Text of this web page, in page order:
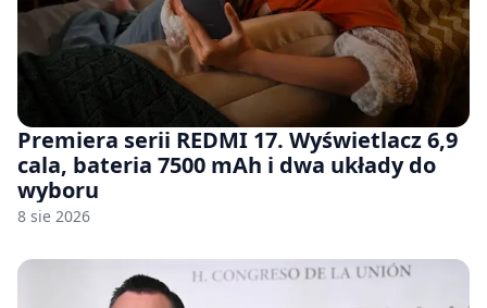
Premiera serii REDMI 17. Wyświetlacz 6,9
cala, bateria 7500 mAh i dwa układy do
wyboru
8 sie 2026